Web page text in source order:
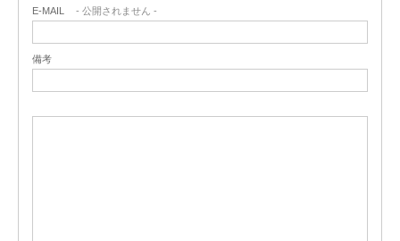
E-MAIL - 公開されません -
備考